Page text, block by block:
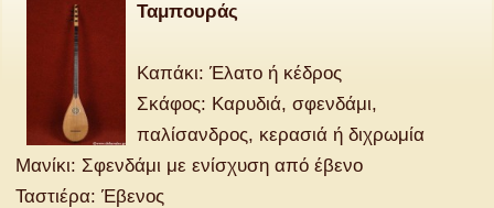
Ταμπουράς
Καπάκι: Έλατο ή κέδρος
Σκάφος: Καρυδιά, σφενδάμι,
παλίσανδρος, κερασιά ή διχρωμία
Μανίκι: Σφενδάμι με ενίσχυση από έβενο
Ταστιέρα: Έβενος